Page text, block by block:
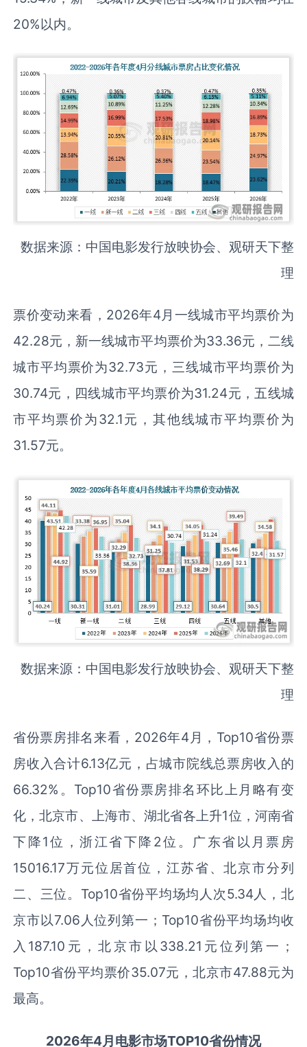
20%以内。
数据来源：中国电影发行放映协会、观研天下整
理
票价变动来看，2026年4月一线城市平均票价为
42.28元，新一线城市平均票价为33.36元，二线
城市平均票价为32.73元，三线城市平均票价为
30.74元，四线城市平均票价为31.24元，五线城
市平均票价为32.1元，其他线城市平均票价为
31.57元。
数据来源：中国电影发行放映协会、观研天下整
理
省份票房排名来看，2026年4月，Top10省份票
房收入合计6.13亿元，占城市院线总票房收入的
66.32%。Top10省份票房排名环比上月略有变
化，北京市、上海市、湖北省各上升1位，河南省
下降1位，浙江省下降2位。广东省以月票房
15016.17万元位居首位，江苏省、北京市分列
二、三位。Top10省份平均场均人次5.34人，北
京市以7.06人位列第一；Top10省份平均场均收
入187.10元，北京市以338.21元位列第一；
Top10省份平均票价35.07元，北京市47.88元为
最高。
2026年4月电影市场TOP10省份情况